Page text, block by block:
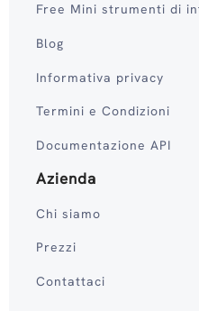
Free Mini strumenti di
Blog
Informativa privacy
Termini e Condizioni
Documentazione API
Azienda
Chi siamo
Prezzi
Contattaci